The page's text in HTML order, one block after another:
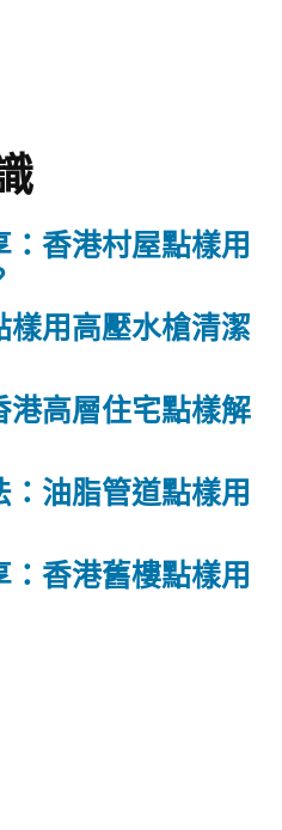
：香港村屋點樣用
用高壓水槍清潔
港高層住宅點樣解
油脂管道點樣用
香港舊樓點樣用